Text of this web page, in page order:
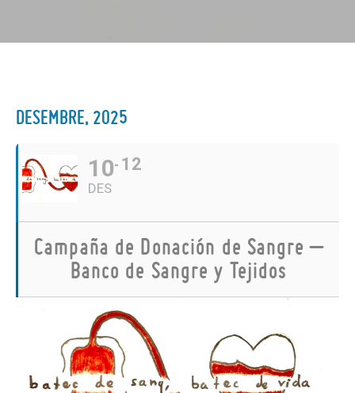
DESEMBRE, 2025
10
DES
12
Campaña de Donación de Sangre –
Banco de Sangre y Tejidos